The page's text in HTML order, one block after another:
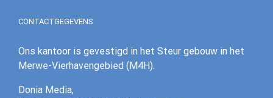
CONTACTGEGEVENS
Ons kantoor is gevestigd in het Steur gebouw in het
Merwe-Vierhavengebied (M4H).
Donia Media,